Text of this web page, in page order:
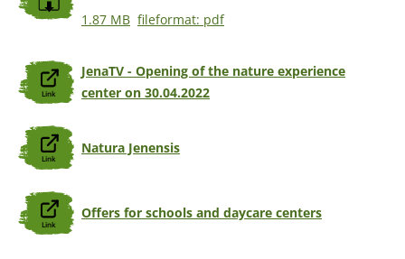
1.87 MB fileformat: pdf
JenaTV - Opening of the nature experience
center on 30.04.2022
Natura Jenensis
Offers for schools and daycare centers